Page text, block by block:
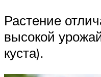
Растение
высокой
куста).